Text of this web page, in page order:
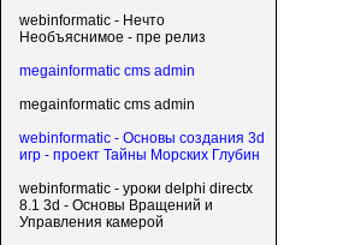
webinformatic - Нечто
Необъяснимое - пре релиз
megainformatic cms admin
megainformatic cms admin
webinformatic - Основы создания 3d
игр - проект Тайны Морских Глубин
webinformatic - уроки delphi directx
8.1 3d - Основы Вращений и
Управления камерой